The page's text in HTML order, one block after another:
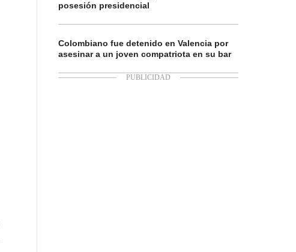
posesión presidencial
Colombiano fue detenido en Valencia por
asesinar a un joven compatriota en su bar